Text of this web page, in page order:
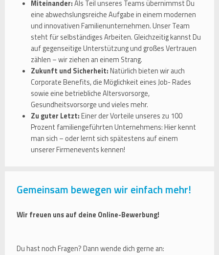
Miteinander:Als Teil unseres Teams übernimmst Du
eine abwechslungsreiche Aufgabe in einem modernen
und innovativen Familienunternehmen. Unser Team
steht für selbständiges Arbeiten. Gleichzeitig kannst Du
auf gegenseitige Unterstützung und großes Vertrauen
zählen – wir ziehen an einem Strang.
Zukunft und Sicherheit:Natürlich bieten wir auch
Corporate Benefits, die Möglichkeit eines Job- Rades
sowie eine betriebliche Altersvorsorge,
Gesundheitsvorsorge und vieles mehr.
Zu guter Letzt:Einer der Vorteile unseres zu 100
Prozent familiengeführten Unternehmens: Hier kennt
man sich – oder lernt sich spätestens auf einem
unserer Firmenevents kennen!
Gemeinsam bewegen wir einfach mehr!
Wir freuen uns auf deine Online-Bewerbung!
Du hast noch Fragen? Dann wende dich gerne an: